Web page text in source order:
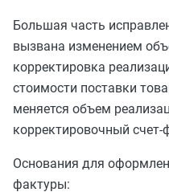
Большая часть
вызвана изменением
корректировка
стоимости поставки
меняется объем
корректировочный счет-
Основания для
фактуры: